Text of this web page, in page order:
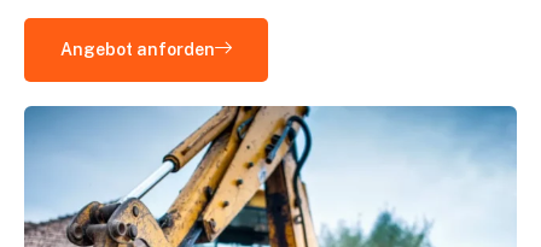
Angebot anforden